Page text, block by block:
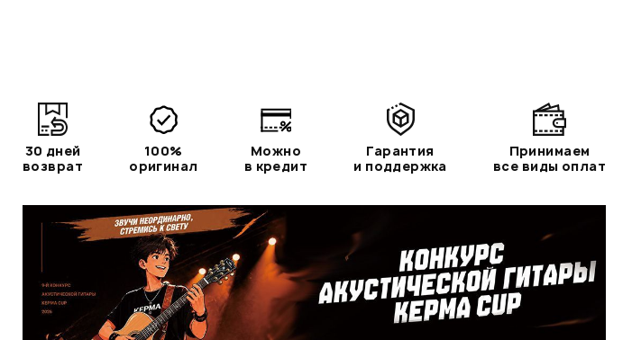
30 дней
возврат
100%
оригинал
Можно
в кредит
Гарантия
и поддержка
Принимаем
все виды оплат